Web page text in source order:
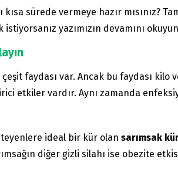
kısa sürede vermeye hazır
yazımızın devamını
çeşit faydası var. Ancak bu faydası
etkiler vardır. Aynı zamanda
ideal bir kür olan sarımsak
diğer gizli silahı ise obezite